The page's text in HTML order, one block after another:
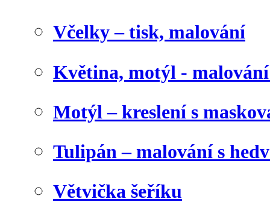
Včelky – tisk, malování
Květina, motýl -
Motýl – kreslení s
Tulipán – malování s
Větvička šeříku